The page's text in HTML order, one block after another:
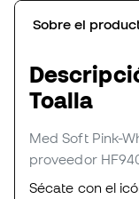
Sobre el
Toalla
Med Soft Pink-
proveedor
Sécate con el